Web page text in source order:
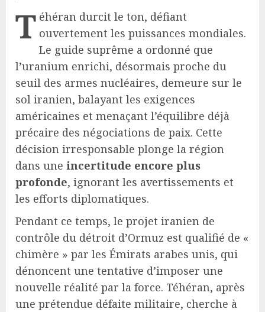
T éhéran durcit le ton, défiant
ouvertement les puissances mondiales.
Le guide suprême a ordonné que
l’uranium enrichi, désormais proche du
seuil des armes nucléaires, demeure sur le
sol iranien, balayant les exigences
américaines et menaçant l’équilibre déjà
précaire des négociations de paix. Cette
décision irresponsable plonge la région
dans une incertitude encore plus
profonde, ignorant les avertissements et
les efforts diplomatiques.
Pendant ce temps, le projet iranien de
contrôle du détroit d’Ormuz est qualifié de «
chimère » par les Émirats arabes unis, qui
dénoncent une tentative d’imposer une
nouvelle réalité par la force. Téhéran, après
une prétendue défaite militaire, cherche à